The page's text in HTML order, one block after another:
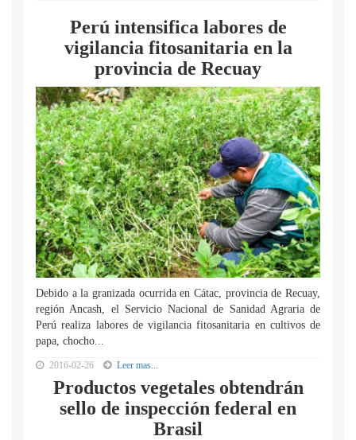
Perú intensifica labores de
vigilancia fitosanitaria en la
provincia de Recuay
Debido a la granizada ocurrida en Cátac, provincia de Recuay,
región Ancash, el Servicio Nacional de Sanidad Agraria de
Perú realiza labores de vigilancia fitosanitaria en cultivos de
papa, chocho...
2016-02-26 Leer mas...
Productos vegetales obtendrán
sello de inspección federal en
Brasil